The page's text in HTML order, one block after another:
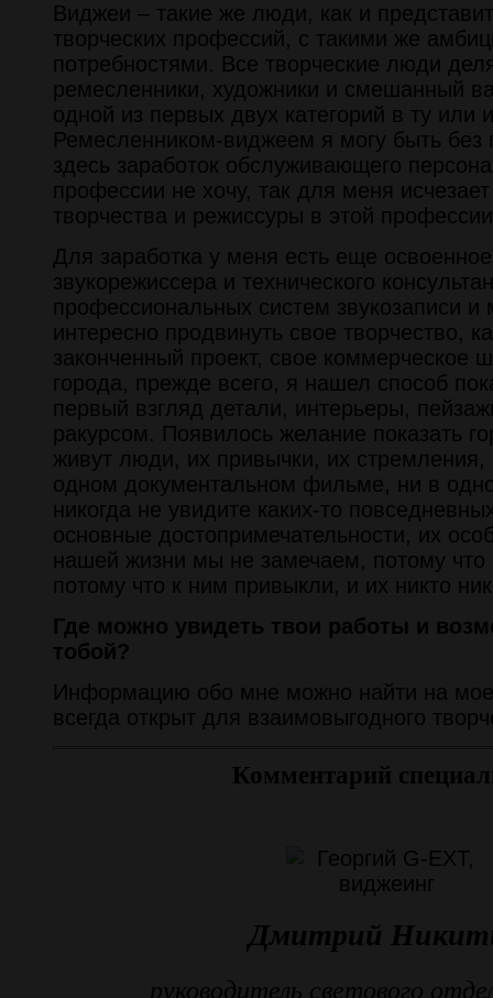
Виджеи – такие же люди, как и
творческих профессий, с такими же
потребностями. Все творческие люди
ремесленники, художники и смешанный
одной из первых двух категорий в ту или
Ремесленником-виджеем я могу быть без
здесь заработок обслуживающего
профессии не хочу, так для меня
творчества и режиссуры в этой
Для заработка у меня есть еще
звукорежиссера и технического
профессиональных систем звукозаписи
интересно продвинуть свое творчество,
законченный проект, свое коммерческое
города, прежде всего, я нашел способ
первый взгляд детали, интерьеры,
ракурсом. Появилось желание показать
живут люди, их привычки, их стремления,
одном документальном фильме, ни в
никогда не увидите каких-то
основные достопримечательности, их
нашей жизни мы не замечаем, потому
потому что к ним привыкли, и их никто
Где можно увидеть твои работы и
тобой?
Информацию обо мне можно найти на
всегда открыт для взаимовыгодного
Комментарий
Дмитрий
руководитель светового